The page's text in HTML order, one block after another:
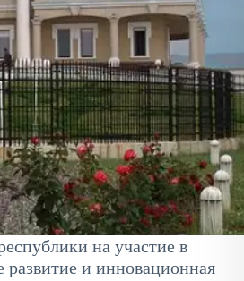
на участие в
и инновационная